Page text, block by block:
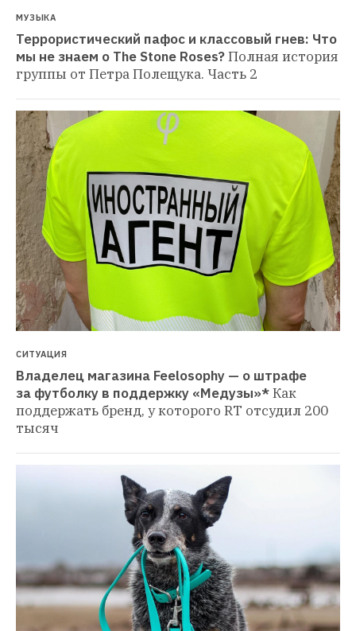
МУЗЫКА
Террористический пафос и классовый гнев: Что
мы не знаем о The Stone Roses?Полная история
группы от Петра Полещука. Часть 2
СИТУАЦИЯ
Владелец магазина Feelosophy — о штрафе
за футболку в поддержку «Медузы»*Как
поддержать бренд, у которого RT отсудил 200
тысяч